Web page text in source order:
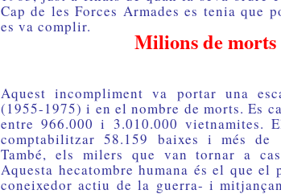
Cap de les Forces Armades es tenia que
es va complir.
Milions de morts
Aquest incompliment va portar una
(1955-1975) i en el nombre de morts. Es
entre 966.000 i 3.010.000 vietnamites.
comptabilitzar 58.159 baixes i més de
També, els milers que van tornar a
Aquesta hecatombre humana és el que el
coneixedor actiu de la guerra- i